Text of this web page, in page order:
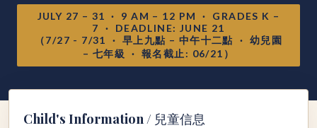
JULY 27 – 31 · 9 AM – 12 PM · GRADES K –
7 · DEADLINE: JUNE 21
（7/27 - 7/31 · 早上九點 – 中午十二點 · 幼兒園
– 七年級 · 報名截止: 06/21）
Child's Information / 兒童信息